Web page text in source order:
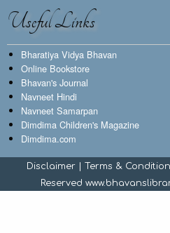
Useful Links
Bharatiya Vidya Bhavan
Online Bookstore
Bhavan's Journal
Navneet Hindi
Navneet Samarpan
Dimdima Children's Magazine
Dimdima.com
Disclaimer Terms &
Reserved